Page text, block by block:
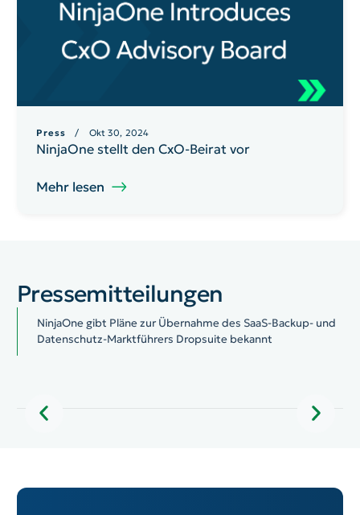
Press / Okt 30, 2024
NinjaOne stellt den CxO-Beirat vor
Mehr lesen
Pressemitteilungen
NinjaOne gibt Pläne zur Übernahme des SaaS-Backup- und
Datenschutz-Marktführers Dropsuite bekannt